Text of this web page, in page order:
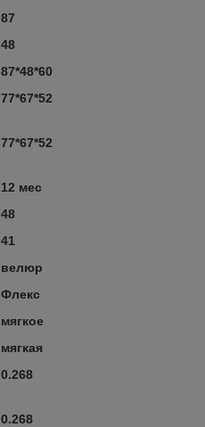
87
48
87*48*60
77*67*52
77*67*52
12 мес
48
41
велюр
Флекс
мягкое
мягкая
0.268
0.268